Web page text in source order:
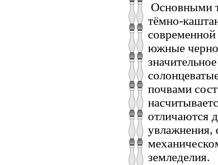
Основными
тёмно-
южные
почвами
отличаются
увлажнения,
земледелия.